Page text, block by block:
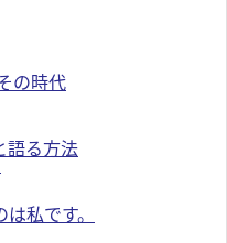
の時代
語る方法
私です。